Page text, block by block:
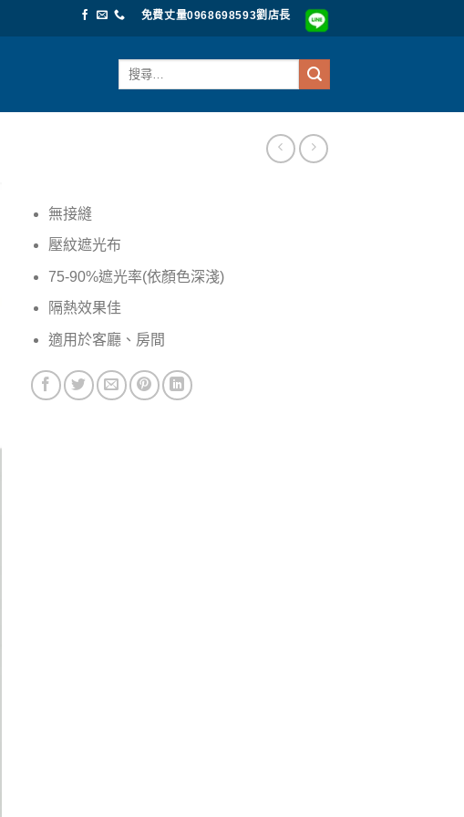
免費丈量0968698593劉店長
無接縫
壓紋遮光布
75-90%遮光率(依顏色深淺)
隔熱效果佳
適用於客廳、房間